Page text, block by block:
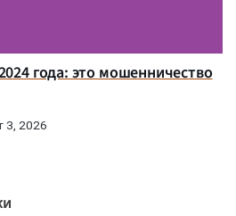
года: это мошенничество
3, 2026